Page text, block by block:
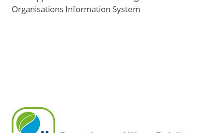
Organisations Information System